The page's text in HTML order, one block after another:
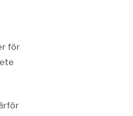
för